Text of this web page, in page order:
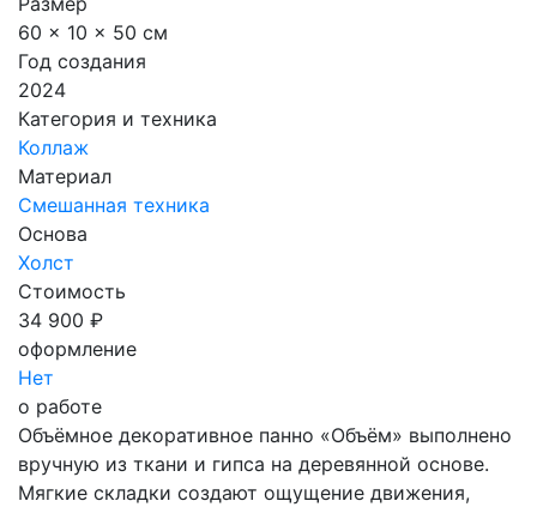
60 x 10 x 50 см
Год создания
2024
Категория и техника
Коллаж
Материал
Смешанная техника
Основа
Холст
Стоимость
34 900 ₽
оформление
Нет
о работе
Объёмное декоративное панно «Объём» выполнено
вручную из ткани и гипса на деревянной основе.
Мягкие складки создают ощущение движения,